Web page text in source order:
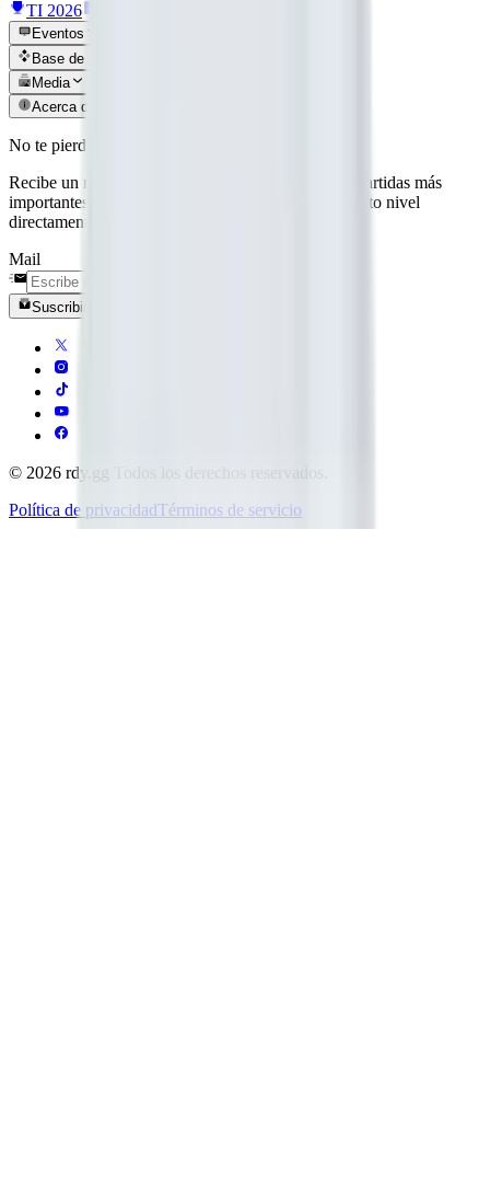
TI 2026
Eventos
Base de datos
Media
Acerca de
No te pierdas ninguna actualización
Recibe un resumen elegante y seleccionado de las partidas más
importantes, análisis de parches y noticias del más alto nivel
directamente en tu bandeja de entrada.
Mail
Suscribirse
© 2026 rdy.gg Todos los derechos reservados.
Política de privacidadTérminos de servicio